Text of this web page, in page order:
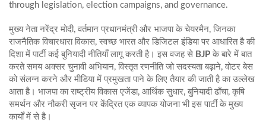
through legislation, election campaigns, and governance.
मुख्य नेता नरेंद्र मोदी, वर्तमान प्रधानमंत्री और भाजपा के चेयरमैन, जिनका
राजनैतिक विचारधारा विकास, स्वच्छ भारत और डिजिटल इंडिया पर आधारित हैकी
दिशा में पार्टी कई बुनियादी नीतियाँ लागू करती है। इस वजह से BJP के बारे में बात
करते समय अक्सर चुनावी अभियान, विस्तृत रणनीति जो सदस्यता बढ़ाने, वोटर बेस
को संलग्न करने और मीडिया में प्रमुखता पाने के लिए तैयार की जाती हैका उल्लेख
आता है। भाजपा का राष्ट्रीय विकास एजेंडा, आर्थिक सुधार, बुनियादी ढाँचा, कृषि
समर्थन और नौकरी सृजन पर केंद्रित एक व्यापक योजनाभी इस पार्टी के मुख्य
कार्यों में से है।